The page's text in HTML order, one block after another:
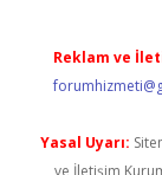
Reklam ve
Yasal Uyarı:
ve İletişim